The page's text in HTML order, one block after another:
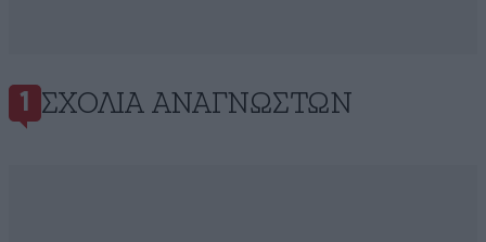
1 ΣΧΌΛΙΑ ΑΝΑΓΝΩΣΤΏΝ